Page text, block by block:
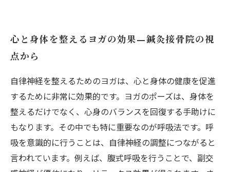
心と身体を整えるヨガの効果—鍼灸接骨院の視
点から
自律神経を整えるためのヨガは、心と身体の健康を促進
するために非常に効果的です。ヨガのポーズは、身体を
整えるだけでなく、心身のバランスを回復する手助けに
もなります。その中でも特に重要なのが呼吸法です。呼
吸を意識的に行うことは、自律神経の調整につながると
言われています。例えば、腹式呼吸を行うことで、副交